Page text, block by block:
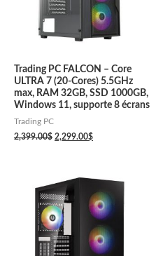
Trading PC FALCON – Core
ULTRA 7 (20-Cores) 5.5GHz
max, RAM 32GB, SSD 1000GB,
Windows 11, supporte 8 écrans
Trading PC
2,399.00$ 2,299.00$